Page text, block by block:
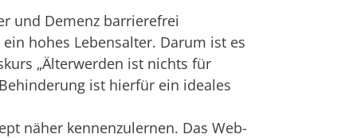
und Demenz barrierefrei
hohes Lebensalter. Darum ist es
„Älterwerden ist nichts für
ist hierfür ein ideales
näher kennenzulernen. Das Web-